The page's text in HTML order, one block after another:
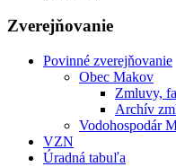
Zverejňovanie
Povinné zverejňovanie
Obec Makov
Zmluvy,
Archív
Vodohospodár
VZN
Úradná tabuľa